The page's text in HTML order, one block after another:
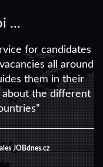
...
for candidates
all around
them in their
the different
JOBdnes.cz